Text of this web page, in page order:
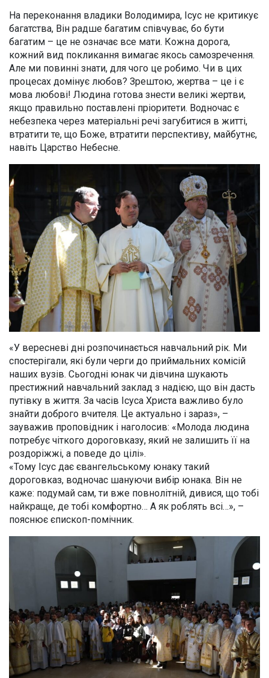
На переконання владики Володимира, Ісус не критикує
багатства, Він радше багатим співчуває, бо бути
багатим – це не означає все мати. Кожна дорога,
кожний вид покликання вимагає якось самозречення.
Але ми повинні знати, для чого це робимо. Чи в цих
процесах домінує любов? Зрештою, жертва – це і є
мова любові! Людина готова знести великі жертви,
якщо правильно поставлені пріоритети. Водночас є
небезпека через матеріальні речі загубитися в житті,
втратити те, що Боже, втратити перспективу, майбутнє,
навіть Царство Небесне.
«У вересневі дні розпочинається навчальний рік. Ми
спостерігали, які були черги до приймальних комісій
наших вузів. Сьогодні юнак чи дівчина шукають
престижний навчальний заклад з надією, що він дасть
путівку в життя. За часів Ісуса Христа важливо було
знайти доброго вчителя. Це актуально і зараз», –
зауважив проповідник і наголосив: «Молода людина
потребує чіткого дороговказу, який не залишить її на
роздоріжжі, а поведе до цілі».
«Тому Ісус дає євангельському юнаку такий
дороговказ, водночас шануючи вибір юнака. Він не
каже: подумай сам, ти вже повнолітній, дивися, що тобі
найкраще, де тобі комфортно… А як роблять всі…», –
пояснює єпископ-помічник.